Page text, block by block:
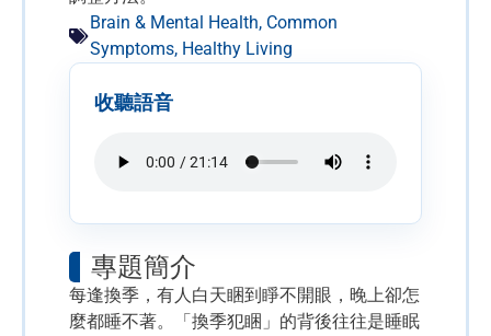
Brain & Mental Health, Common
Symptoms, Healthy Living
收聽語音
專題簡介
每逢換季，有人白天睏到睜不開眼，晚上卻怎
麼都睡不著。「換季犯睏」的背後往往是睡眠